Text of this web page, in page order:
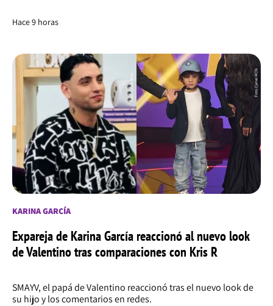
Hace 9 horas
KARINA GARCÍA
Expareja de Karina García reaccionó al nuevo look
de Valentino tras comparaciones con Kris R
SMAYV, el papá de Valentino reaccionó tras el nuevo look de
su hijo y los comentarios en redes.